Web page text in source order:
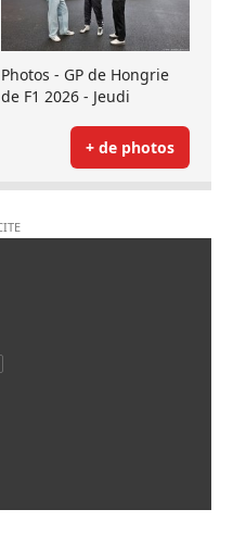
Photos - GP de Hongrie
de F1 2026 - Jeudi
+ de photos